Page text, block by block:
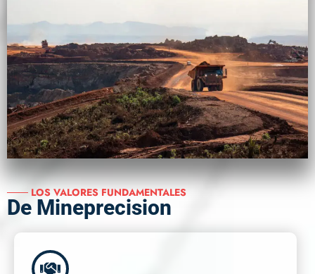
─── LOS VALORES FUNDAMENTALES
De Mineprecision